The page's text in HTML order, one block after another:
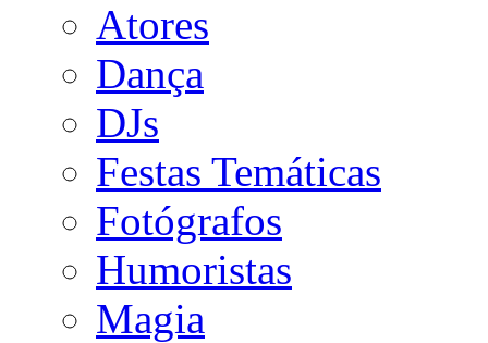
Atores
Dança
DJs
Festas Temáticas
Fotógrafos
Humoristas
Magia